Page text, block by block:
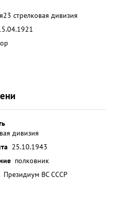
23 стрелковая дивизия
дивизия
25.10.1943
полковник
Президиум ВС СССР